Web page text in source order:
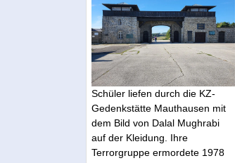
Schüler liefen durch die KZ-
Gedenkstätte Mauthausen mit
dem Bild von Dalal Mughrabi
auf der Kleidung. Ihre
Terrorgruppe ermordete 1978